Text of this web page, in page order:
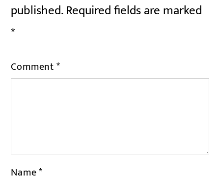
published.Required fields are marked
*
Comment*